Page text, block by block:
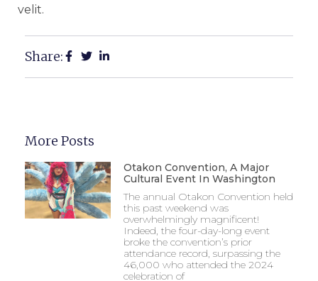
velit.
Share:
More Posts
Otakon Convention, A Major
Cultural Event In Washington
The annual Otakon Convention held
this past weekend was
overwhelmingly magnificent!
Indeed, the four-day-long event
broke the convention’s prior
attendance record, surpassing the
46,000 who attended the 2024
celebration of